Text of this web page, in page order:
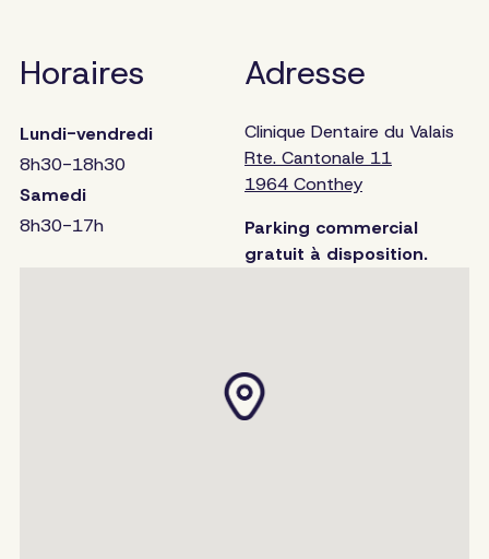
Horaires
Lundi-vendredi
8h30-18h30
Samedi
8h30-17h
Adresse
Clinique Dentaire du Valais
Rte. Cantonale 11
1964 Conthey
Parking commercial
gratuit à disposition.